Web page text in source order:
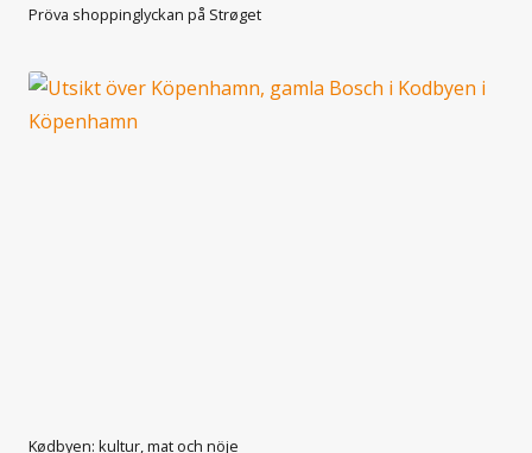
Pröva shoppinglyckan på Strøget
Kødbyen: kultur, mat och nöje